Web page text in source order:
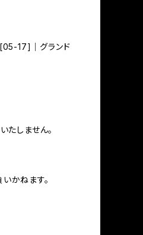
17]｜グランド
たしません。
かねます。